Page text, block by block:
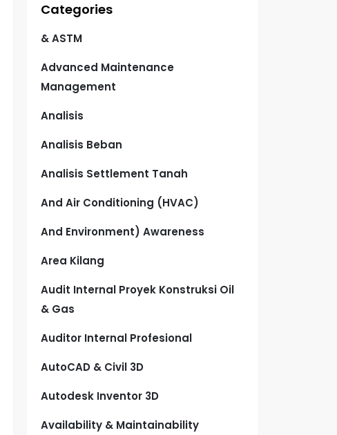
Categories
& ASTM
Advanced Maintenance
Management
Analisis
Analisis Beban
Analisis Settlement Tanah
And Air Conditioning (HVAC)
And Environment) Awareness
Area Kilang
Audit Internal Proyek Konstruksi Oil
& Gas
Auditor Internal Profesional
AutoCAD & Civil 3D
Autodesk Inventor 3D
Availability & Maintainability